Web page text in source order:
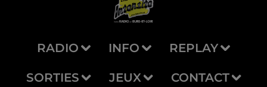
RADIO INFO REPLAY
SORTIES JEUX CONTACT